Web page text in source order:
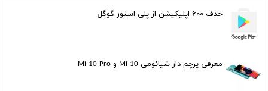
حذف ۶۰۰ اپلیکیشن از پلی استور گوگل
معرفی پرچم دار شیائومی Mi 10 و Mi 10 Pro